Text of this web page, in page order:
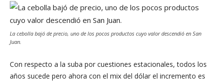
La cebolla bajó de precio, uno de los pocos productos cuyo valor descendió en San
Juan.
Con respecto a la suba por cuestiones estacionales, todos los
años sucede pero ahora con el mix del dólar el incremento es